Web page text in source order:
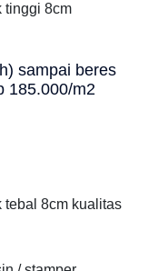
tinggi 8cm
sampai beres
185.000/m2
tebal 8cm kualitas